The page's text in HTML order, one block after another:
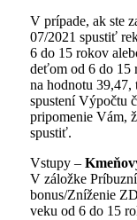
V prípade, ak ste
07/2021 spustiť
6 do 15 rokov
deťom od 6 do 15
na hodnotu 39,47,
spustení Výpočtu
pripomenie Vám,
spustiť.
Vstupy –
V záložke
bonus/Zníženie
veku od 6 do 15